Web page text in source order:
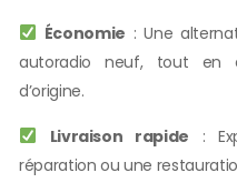
Économie : Une
autoradio neuf, tout en
d’origine.
Livraison rapide :
réparation ou une